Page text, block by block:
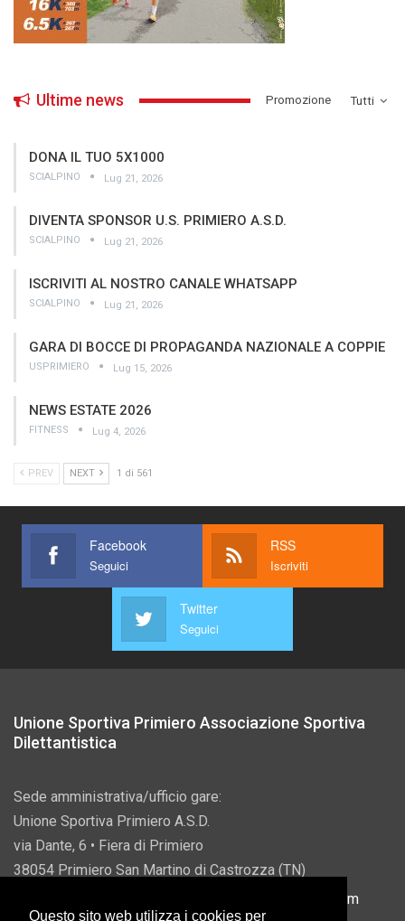
Tutti
Ultime news ­Promozione
DONA IL TUO 5X1000
SCIALPINO Lug 21, 2026
DIVENTA SPONSOR U.S. PRIMIERO A.S.D.
SCIALPINO Lug 21, 2026
ISCRIVITI AL NOSTRO CANALE WHATSAPP
SCIALPINO Lug 21, 2026
GARA DI BOCCE DI PROPAGANDA NAZIONALE A COPPIE
USPRIMIERO Lug 15, 2026
NEWS ESTATE 2026
FITNESS Lug 4, 2026
PREV NEXT 1 di 561
Facebook
Seguici
RSS
Iscriviti
Twitter
Seguici
Unione Sportiva Primiero Associazione Sportiva
Dilettantistica
Sede amministrativa/ufficio gare:
Unione Sportiva Primiero A.S.D.
via Dante, 6 • Fiera di Primiero
38054 Primiero San Martino di Castrozza (TN)
info@usprimiero.com
Questo sito web utilizza i cookies per